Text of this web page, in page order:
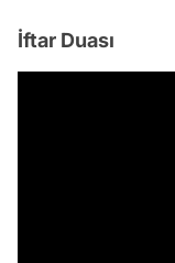
İftar Duası